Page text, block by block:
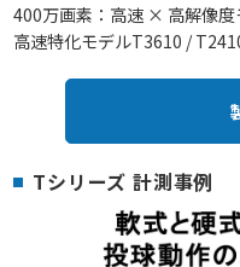
400万画素：高速 × 高解像
高速特化モデルT3610 /
Tシリーズ 計測事例